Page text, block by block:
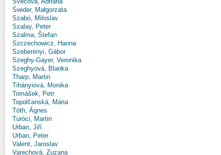
Świder, Małgorzata
Szabó, Miloslav
Szalay, Peter
Szalma, Štefan
Szczechowicz, Hanna
Szeberényi, Gábor
Szeghy-Gayer, Veronika
Szeghyová, Blanka
Tharp, Martin
Tihányiová, Monika
Tomášek, Petr
Topolčanská, Mária
Tóth, Ágnes
Turóci, Martin
Urban, Jiří
Urban, Peter
Valent, Jaroslav
Varechová, Zuzana